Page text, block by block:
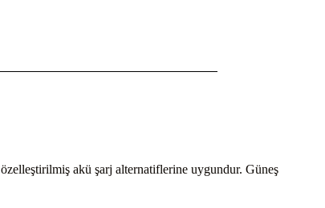
akü şarj alternatiflerine uygundur. Güneş